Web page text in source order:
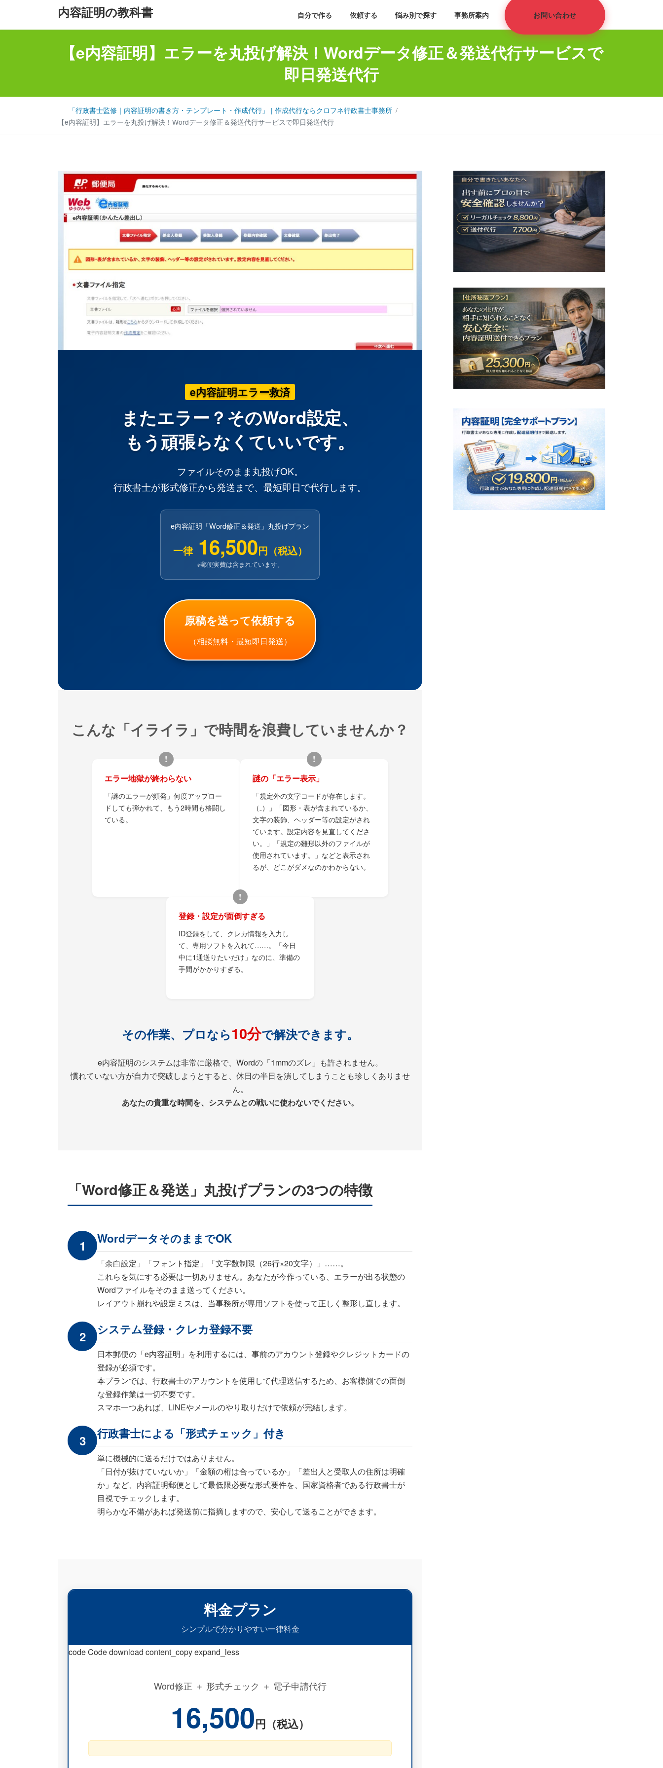
内容証明の教科書 自分で作る 依頼する 悩み別で探す 事務所案内 お問い合わせ
【e内容証明】エラーを丸投げ解決！Wordデータ修正＆発送代行サービスで
即日発送代行
「行政書士監修｜内容証明の書き方・テンプレート・作成代行」 | 作成代行ならクロフネ行政書士事務所
【e内容証明】エラーを丸投げ解決！Wordデータ修正＆発送代行サービスで即日発送代行
e内容証明エラー救済
またエラー？そのWord設定、
もう頑張らなくていいです。
ファイルそのまま丸投げOK。
行政書士が形式修正から発送まで、最短即日で代行します。
e内容証明「Word修正＆発送」丸投げプラン
一律16,500円（税込）
※郵便実費は含まれています。
原稿を送って依頼する
（相談無料・最短即日発送）
こんな「イライラ」で時間を浪費していませんか？
!
エラー地獄が終わらない
「謎のエラーが頻発」何度アップロー
ドしても弾かれて、もう2時間も格闘し
ている。
!
謎の「エラー表示」
「規定外の文字コードが存在します。
（₋）」「図形・表が含まれているか、
文字の装飾、ヘッダー等の設定がされ
ています。設定内容を見直してくださ
い。」「規定の雛形以外のファイルが
使用されています。」などと表示され
るが、どこがダメなのかわからない。
!
登録・設定が面倒すぎる
ID登録をして、クレカ情報を入力し
て、専用ソフトを入れて……。「今日
中に1通送りたいだけ」なのに、準備の
手間がかかりすぎる。
その作業、プロなら10分で解決できます。
e内容証明のシステムは非常に厳格で、Wordの「1mmのズレ」も許されません。
慣れていない方が自力で突破しようとすると、休日の半日を潰してしまうことも珍しくありませ
ん。
あなたの貴重な時間を、システムとの戦いに使わないでください。
「Word修正＆発送」丸投げプランの3つの特徴
1 WordデータそのままでOK
「余白設定」「フォント指定」「文字数制限（26行×20文字）」……。
これらを気にする必要は一切ありません。あなたが今作っている、エラーが出る状態の
Wordファイルをそのまま送ってください。
レイアウト崩れや設定ミスは、当事務所が専用ソフトを使って正しく整形し直します。
2 システム登録・クレカ登録不要
日本郵便の「e内容証明」を利用するには、事前のアカウント登録やクレジットカードの
登録が必須です。
本プランでは、行政書士のアカウントを使用して代理送信するため、お客様側での面倒
な登録作業は一切不要です。
スマホ一つあれば、LINEやメールのやり取りだけで依頼が完結します。
3 行政書士による「形式チェック」付き
単に機械的に送るだけではありません。
「日付が抜けていないか」「金額の桁は合っているか」「差出人と受取人の住所は明確
か」など、内容証明郵便として最低限必要な形式要件を、国家資格者である行政書士が
目視でチェックします。
明らかな不備があれば発送前に指摘しますので、安心して送ることができます。
料金プラン
シンプルで分かりやすい一律料金
code Code download content_copy expand_less
Word修正 ＋ 形式チェック ＋ 電子申請代行
16,500円（税込）